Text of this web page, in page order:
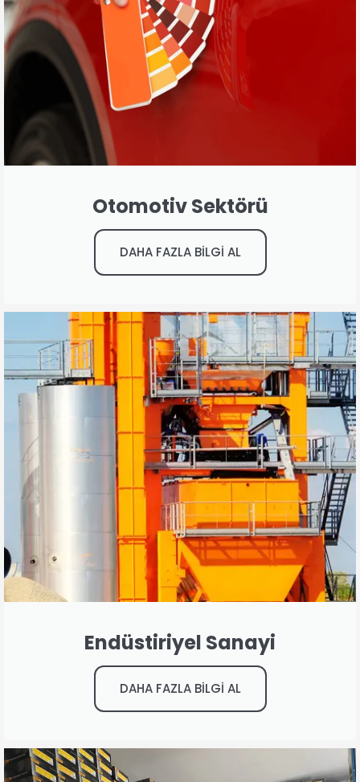
Otomotiv Sektörü
DAHA FAZLA BİLGİ AL
Endüstiriyel Sanayi
DAHA FAZLA BİLGİ AL